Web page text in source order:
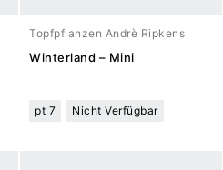
Topfpflanzen Andrè Ripkens
Winterland – Mini
pt 7 Nicht Verfügbar